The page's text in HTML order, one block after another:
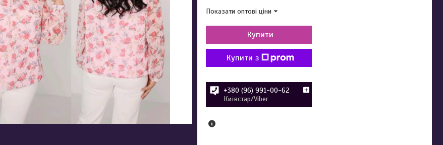
Показати оптові ціни
Купити
Купити з
+380 (96) 991-00-62
Київстар/Viber